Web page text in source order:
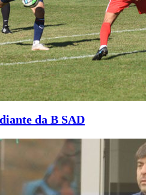
da B SAD